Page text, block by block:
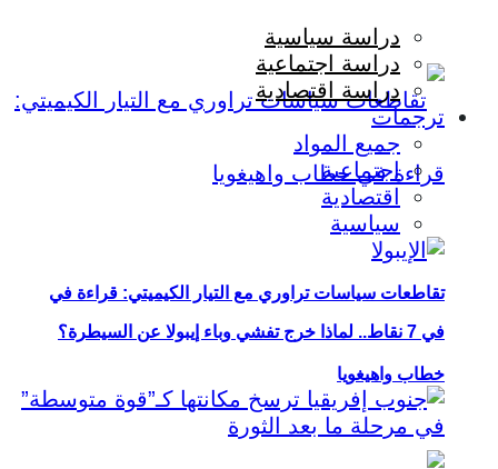
تقاطعات سياسات تراوري مع التيار الكيميتي: قراءة في
خطاب واهيغويا
دراسة سياسية
دراسة اجتماعية
دراسة اقتصادية
ترجمات
جميع المواد
اجتماعية
اقتصادية
سياسية
في 7 نقاط.. لماذا خرج تفشي وباء إيبولا عن السيطرة؟